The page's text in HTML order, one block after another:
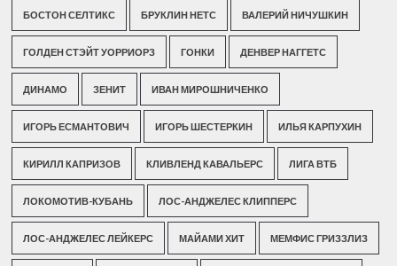
БОСТОН СЕЛТИКС БРУКЛИН НЕТС ВАЛЕРИЙ НИЧУШКИН
ГОЛДЕН СТЭЙТ УОРРИОРЗ ГОНКИ ДЕНВЕР НАГГЕТС
ДИНАМО ЗЕНИТ ИВАН МИРОШНИЧЕНКО
ИГОРЬ ЕСМАНТОВИЧ ИГОРЬ ШЕСТЕРКИН ИЛЬЯ КАРПУХИН
КИРИЛЛ КАПРИЗОВ КЛИВЛЕНД КАВАЛЬЕРС ЛИГА ВТБ
ЛОКОМОТИВ-КУБАНЬ ЛОС-АНДЖЕЛЕС КЛИППЕРС
ЛОС-АНДЖЕЛЕС ЛЕЙКЕРС МАЙАМИ ХИТ МЕМФИС ГРИЗЗЛИЗ